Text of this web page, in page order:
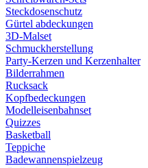
Steckdosenschutz
Gürtel abdeckungen
3D-Malset
Schmuckherstellung
Party-Kerzen und Kerzenhalter
Bilderrahmen
Rucksack
Kopfbedeckungen
Modelleisenbahnset
Quizzes
Basketball
Teppiche
Badewannenspielzeug